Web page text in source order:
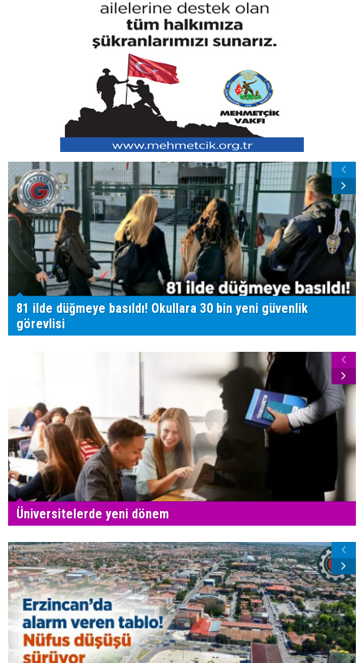
81 ilde düğmeye basıldı! Okullara 30 bin yeni güvenlik
görevlisi
Üniversitelerde yeni dönem